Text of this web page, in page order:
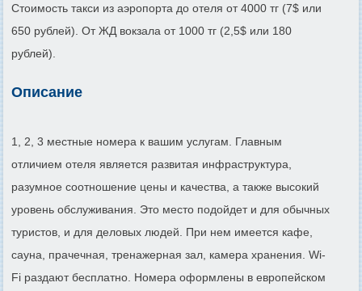
Стоимость такси из аэропорта до отеля от 4000 тг (7$ или
650 рублей). От ЖД вокзала от 1000 тг (2,5$ или 180
рублей).
Описание
1, 2, 3 местные номера к вашим услугам. Главным
отличием отеля является развитая инфраструктура,
разумное соотношение цены и качества, а также высокий
уровень обслуживания. Это место подойдет и для обычных
туристов, и для деловых людей. При нем имеется кафе,
сауна, прачечная, тренажерная зал, камера хранения. Wi-
Fi раздают бесплатно. Номера оформлены в европейском